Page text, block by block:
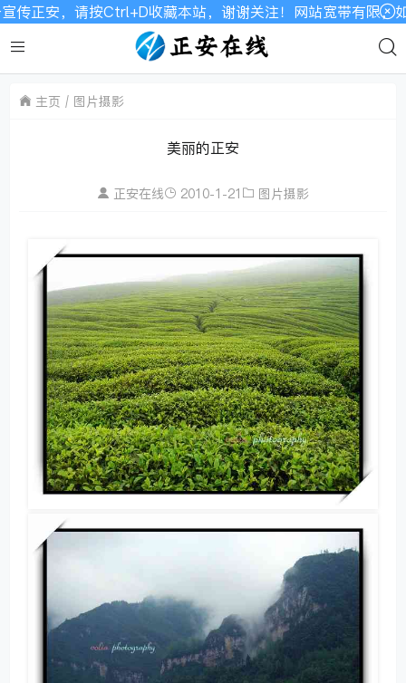
收藏本站，谢谢关注！网站宽带有限，如显示不全请刷
主页 图片摄影
美丽的正安
正安在线 2010-1-21 图片摄影